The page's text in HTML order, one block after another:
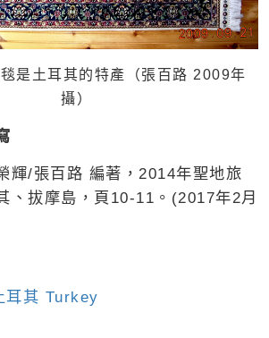
是土耳其的特產（張百路 2009年
攝）
輝/張百路 編著， 2014年聖地旅
、拔摩島，頁10-11 。 (2017年2月
耳其 Turkey